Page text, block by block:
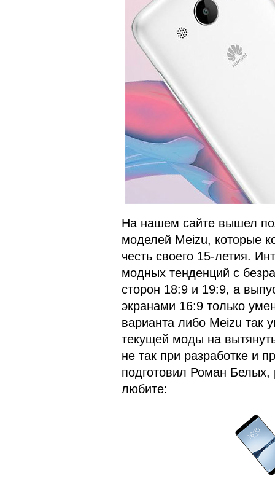
На нашем сайте вышел
моделей Meizu, которые
честь своего 15-летия.
модных тенденций с
сторон 18:9 и 19:9, а
экранами 16:9 только
варианта либо Meizu так
текущей моды на
не так при разработке и
подготовил Роман Белых,
любите: